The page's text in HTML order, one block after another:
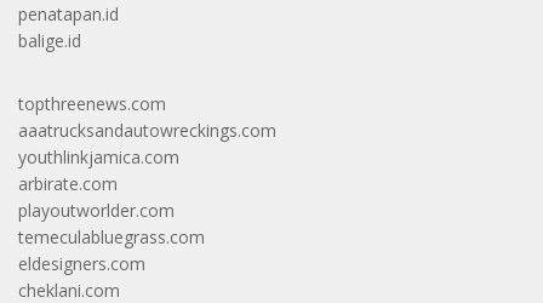
penatapan.id
balige.id
topthreenews.com
aaatrucksandautowreckings.com
youthlinkjamica.com
arbirate.com
playoutworlder.com
temeculabluegrass.com
eldesigners.com
cheklani.com